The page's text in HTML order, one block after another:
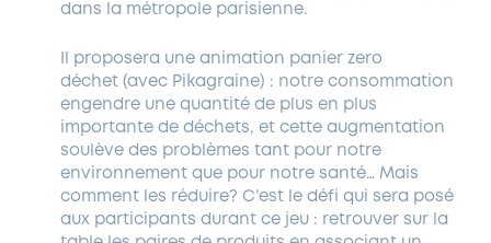
dans la métropole parisienne.
Il proposera une animation panier zero
déchet (avec Pikagraine) : notre consommation
engendre une quantité de plus en plus
importante de déchets, et cette augmentation
soulève des problèmes tant pour notre
environnement que pour notre santé… Mais
comment les réduire? C’est le défi qui sera posé
aux participants durant ce jeu : retrouver sur la